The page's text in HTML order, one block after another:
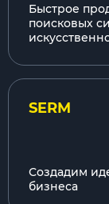
Быстрое
поисковых
SERM
Создадим
бизнеса